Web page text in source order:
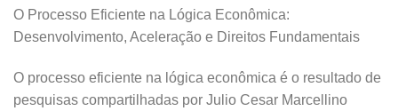
O Processo Eficiente na Lógica Econômica:
Desenvolvimento, Aceleração e Direitos Fundamentais
O processo eficiente na lógica econômica é o resultado de
pesquisas compartilhadas por Julio Cesar Marcellino